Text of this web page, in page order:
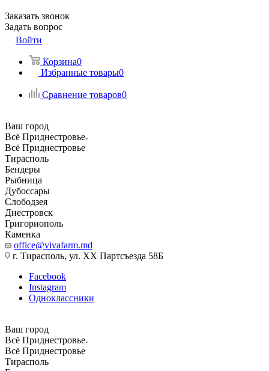
Заказать звонок
Задать вопрос
Войти
Корзина0
Избранные товары0
Сравнение товаров0
Ваш город
Всё Приднестровье
Всё Приднестровье
Тирасполь
Бендеры
Рыбница
Дубоссары
Слободзея
Днестровск
Григориополь
Каменка
office@vivafarm.md
г. Тирасполь, ул. ХХ Партсъезда 58Б
Facebook
Instagram
Одноклассники
Ваш город
Всё Приднестровье
Всё Приднестровье
Тирасполь